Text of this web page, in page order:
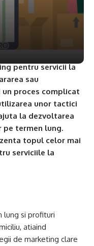
pentru servicii la
sau
proces complicat
unor tactici
la dezvoltarea
termen lung.
topul celor mai
serviciile la
lung si profituri
atiaind
de marketing clare